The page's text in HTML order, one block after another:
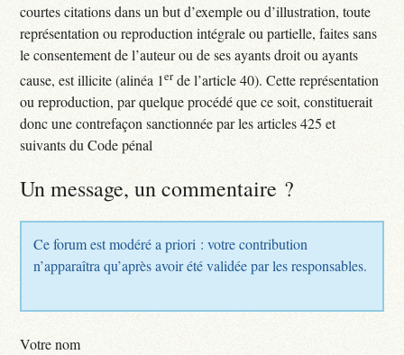
courtes citations dans un but d’exemple ou d’illustration, toute
représentation ou reproduction intégrale ou partielle, faites sans
le consentement de l’auteur ou de ses ayants droit ou ayants
cause, est illicite (alinéa 1erde l’article 40). Cette représentation
ou reproduction, par quelque procédé que ce soit, constituerait
donc une contrefaçon sanctionnée par les articles 425 et
suivants du Code pénal
Un message, un commentaire ?
Ce forum est modéré a priori : votre contribution
n’apparaîtra qu’après avoir été validée par les responsables.
Votre nom